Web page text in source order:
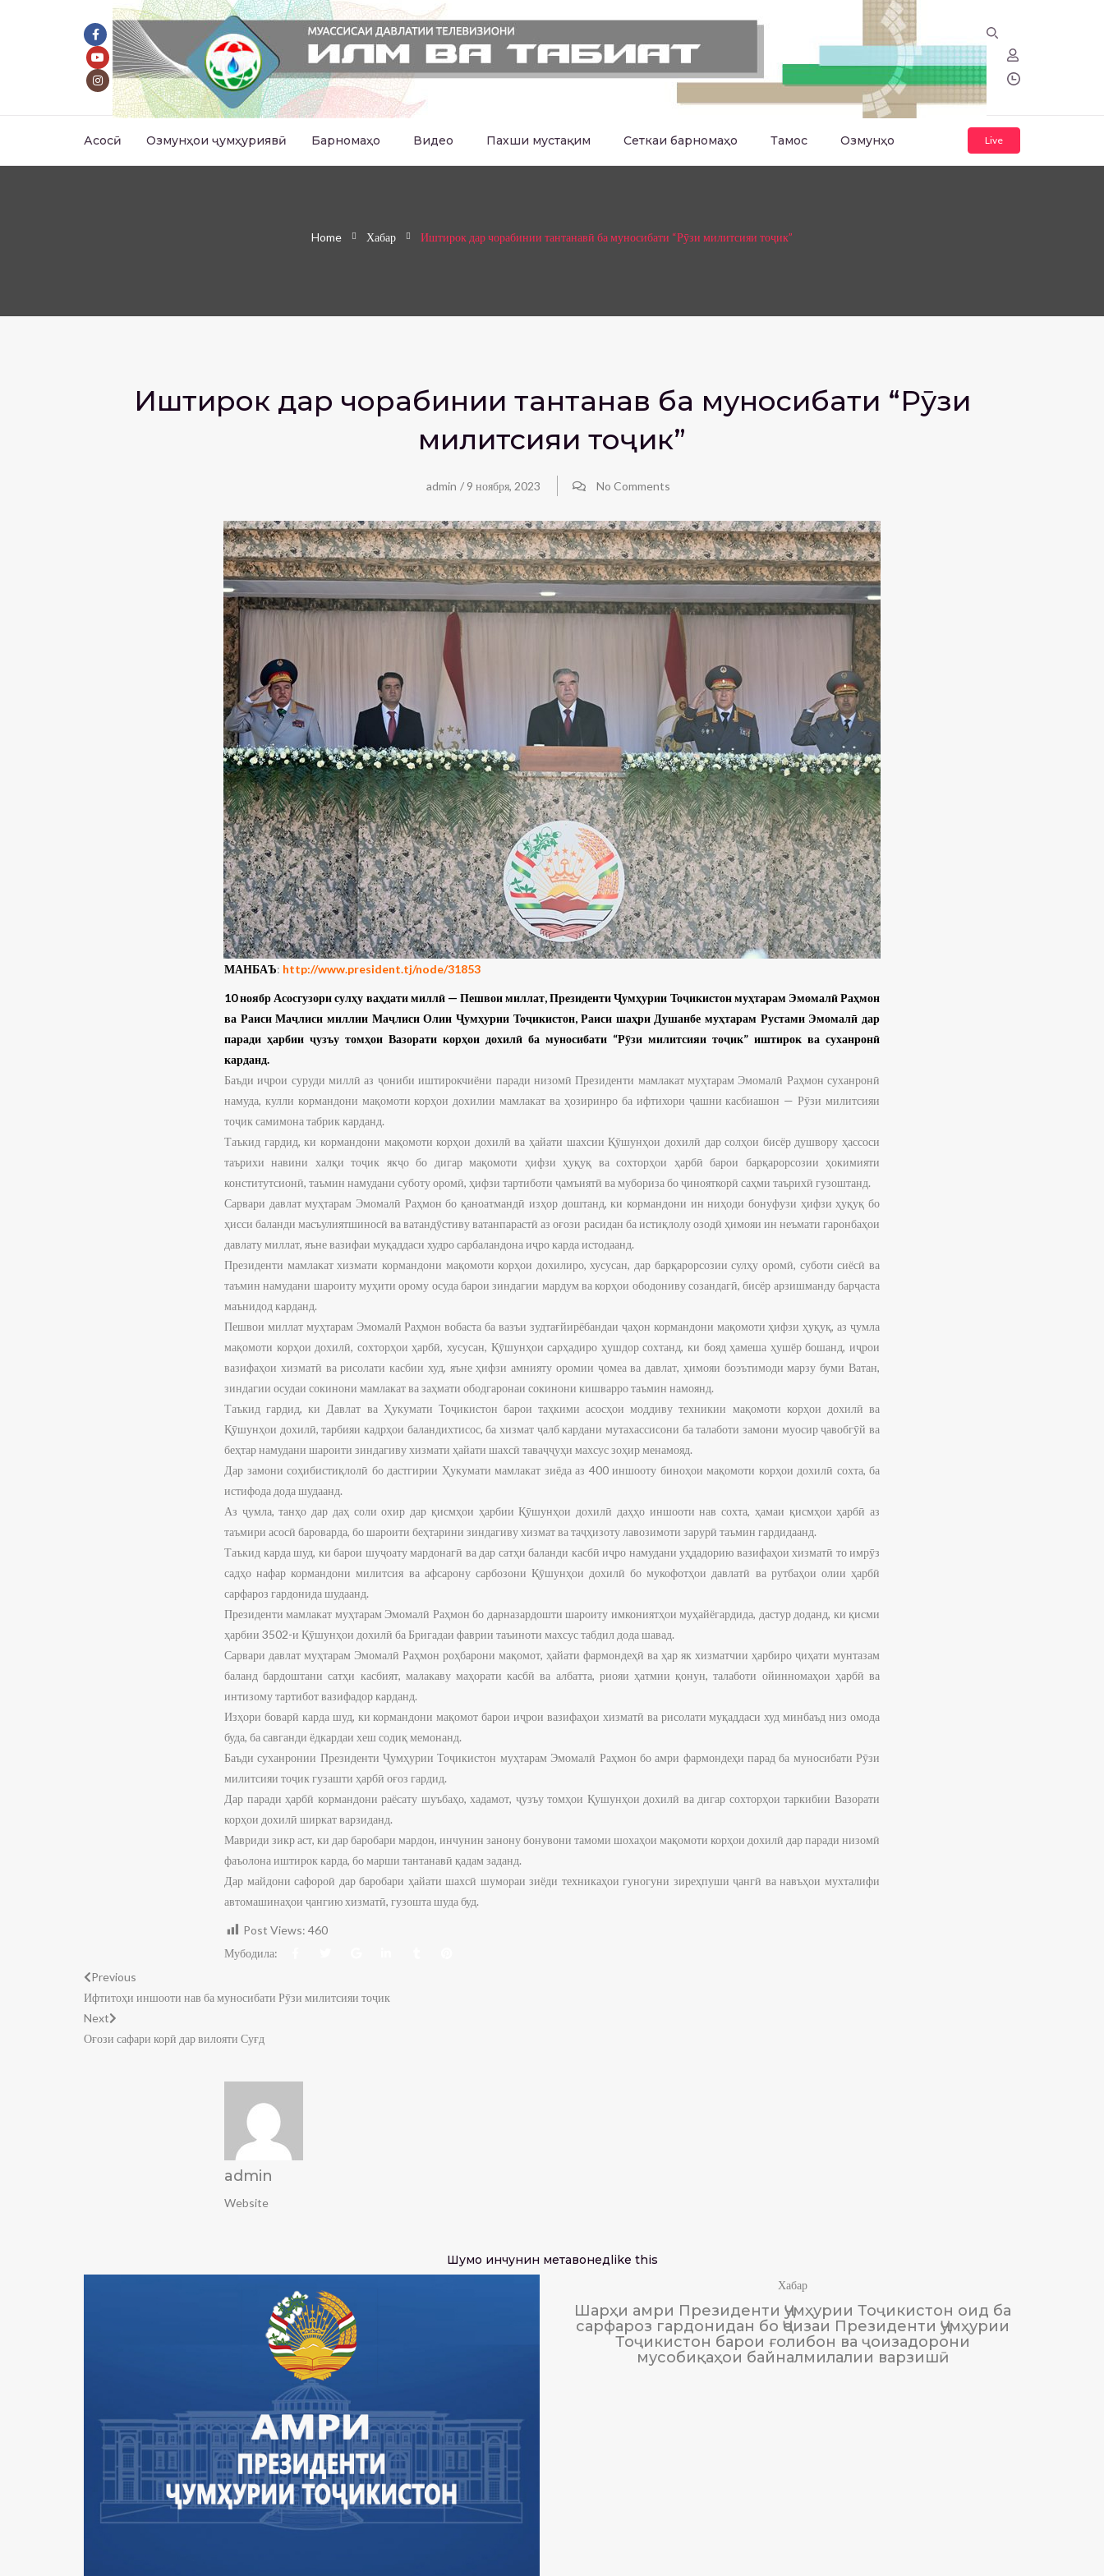
Асосӣ Озмунҳои ҷумҳуриявӣ Барномаҳо Видео Пахши мустақим Сеткаи барномаҳо Тамос Озмунҳо Live
Home Хабар Иштирок дар чорабинии тантанавӣ ба муносибати “Рӯзи милитсияи тоҷик”
Иштирок дар чорабинии тантанавӣ ба муносибати “Рӯзи
милитсияи тоҷик”
admin / 9 ноября, 2023 No Comments
МАНБАЪ: http://www.president.tj/node/31853
10 ноябр Асосгузори сулҳу ваҳдати миллӣ — Пешвои миллат, Президенти Ҷумҳурии Тоҷикистон муҳтарам Эмомалӣ Раҳмон
ва Раиси Маҷлиси миллии Маҷлиси Олии Ҷумҳурии Тоҷикистон, Раиси шаҳри Душанбе муҳтарам Рустами Эмомалӣ дар
паради ҳарбии ҷузъу томҳои Вазорати корҳои дохилӣ ба муносибати “Рӯзи милитсияи тоҷик” иштирок ва суханронӣ
карданд.
Баъди иҷрои суруди миллӣ аз ҷониби иштирокчиёни паради низомӣ Президенти мамлакат муҳтарам Эмомалӣ Раҳмон суханронӣ
намуда, кулли кормандони мақомоти корҳои дохилии мамлакат ва ҳозиринро ба ифтихори ҷашни касбиашон — Рӯзи милитсияи
тоҷик самимона табрик карданд.
Таъкид гардид, ки кормандони мақомоти корҳои дохилӣ ва ҳайати шахсии Қӯшунҳои дохилӣ дар солҳои бисёр душвору ҳассоси
таърихи навини халқи тоҷик якҷо бо дигар мақомоти ҳифзи ҳуқуқ ва сохторҳои ҳарбӣ барои барқарорсозии ҳокимияти
конститутсионӣ, таъмин намудани суботу оромӣ, ҳифзи тартиботи ҷамъиятӣ ва мубориза бо ҷинояткорӣ саҳми таърихӣ гузоштанд.
Сарвари давлат муҳтарам Эмомалӣ Раҳмон бо қаноатмандӣ изҳор доштанд, ки кормандони ин ниҳоди бонуфузи ҳифзи ҳуқуқ бо
ҳисси баланди масъулиятшиносӣ ва ватандӯстиву ватанпарастӣ аз оғози расидан ба истиқлолу озодӣ ҳимояи ин неъмати гаронбаҳои
давлату миллат, яъне вазифаи муқаддаси худро сарбаландона иҷро карда истодаанд.
Президенти мамлакат хизмати кормандони мақомоти корҳои дохилиро, хусусан, дар барқарорсозии сулҳу оромӣ, суботи сиёсӣ ва
таъмин намудани шароиту муҳити орому осуда барои зиндагии мардум ва корҳои ободониву созандагӣ, бисёр арзишманду барҷаста
маънидод карданд.
Пешвои миллат муҳтарам Эмомалӣ Раҳмон вобаста ба вазъи зудтағйирёбандаи ҷаҳон кормандони мақомоти ҳифзи ҳуқуқ, аз ҷумла
мақомоти корҳои дохилӣ, сохторҳои ҳарбӣ, хусусан, Қӯшунҳои сарҳадиро ҳушдор сохтанд, ки бояд ҳамеша ҳушёр бошанд, иҷрои
вазифаҳои хизматӣ ва рисолати касбии худ, яъне ҳифзи амнияту оромии ҷомеа ва давлат, ҳимояи боэътимоди марзу буми Ватан,
зиндагии осудаи сокинони мамлакат ва заҳмати ободгаронаи сокинони кишварро таъмин намоянд.
Таъкид гардид, ки Давлат ва Ҳукумати Тоҷикистон барои таҳкими асосҳои моддиву техникии мақомоти корҳои дохилӣ ва
Қӯшунҳои дохилӣ, тарбияи кадрҳои баландихтисос, ба хизмат ҷалб кардани мутахассисони ба талаботи замони муосир ҷавобгӯй ва
беҳтар намудани шароити зиндагиву хизмати ҳайати шахсӣ таваҷҷуҳи махсус зоҳир менамояд.
Дар замони соҳибистиқлолӣ бо дастгирии Ҳукумати мамлакат зиёда аз 400 иншооту биноҳои мақомоти корҳои дохилӣ сохта, ба
истифода дода шудаанд.
Аз ҷумла, танҳо дар даҳ соли охир дар қисмҳои ҳарбии Қӯшунҳои дохилӣ даҳҳо иншооти нав сохта, ҳамаи қисмҳои ҳарбӣ аз
таъмири асосӣ бароварда, бо шароити беҳтарини зиндагиву хизмат ва таҷҳизоту лавозимоти зарурӣ таъмин гардидаанд.
Таъкид карда шуд, ки барои шуҷоату мардонагӣ ва дар сатҳи баланди касбӣ иҷро намудани уҳдадорию вазифаҳои хизматӣ то имрӯз
садҳо нафар кормандони милитсия ва афсарону сарбозони Қӯшунҳои дохилӣ бо мукофотҳои давлатӣ ва рутбаҳои олии ҳарбӣ
сарфароз гардонида шудаанд.
Президенти мамлакат муҳтарам Эмомалӣ Раҳмон бо дарназардошти шароиту имкониятҳои муҳайёгардида, дастур доданд, ки қисми
ҳарбии 3502-и Қӯшунҳои дохилӣ ба Бригадаи фаврии таъиноти махсус табдил дода шавад.
Сарвари давлат муҳтарам Эмомалӣ Раҳмон роҳбарони мақомот, ҳайати фармондеҳӣ ва ҳар як хизматчии ҳарбиро ҷиҳати мунтазам
баланд бардоштани сатҳи касбият, малакаву маҳорати касбӣ ва албатта, риояи ҳатмии қонун, талаботи ойинномаҳои ҳарбӣ ва
интизому тартибот вазифадор карданд.
Изҳори боварӣ карда шуд, ки кормандони мақомот барои иҷрои вазифаҳои хизматӣ ва рисолати муқаддаси худ минбаъд низ омода
буда, ба савганди ёдкардаи хеш содиқ мемонанд.
Баъди суханронии Президенти Ҷумҳурии Тоҷикистон муҳтарам Эмомалӣ Раҳмон бо амри фармондеҳи парад ба муносибати Рӯзи
милитсияи тоҷик гузашти ҳарбӣ оғоз гардид.
Дар паради ҳарбӣ кормандони раёсату шуъбаҳо, хадамот, ҷузъу томҳои Қушунҳои дохилӣ ва дигар сохторҳои таркибии Вазорати
корҳои дохилӣ ширкат варзиданд.
Мавриди зикр аст, ки дар баробари мардон, инчунин занону бонувони тамоми шохаҳои мақомоти корҳои дохилӣ дар паради низомӣ
фаъолона иштирок карда, бо марши тантанавӣ қадам заданд.
Дар майдони сафороӣ дар баробари ҳайати шахсӣ шумораи зиёди техникаҳои гуногуни зиреҳпуши ҷангӣ ва навъҳои мухталифи
автомашинаҳои ҷангию хизматӣ, гузошта шуда буд.
Post Views: 460
Мубодила:
Previous
Ифтитоҳи иншооти нав ба муносибати Рӯзи милитсияи тоҷик
Next
Оғози сафари корӣ дар вилояти Суғд
admin
Website
Шумо инчунин метавонедlike this
Хабар
Шарҳи амри Президенти Ҷумҳурии Тоҷикистон оид ба
сарфароз гардонидан бо Ҷоизаи Президенти Ҷумҳурии
Тоҷикистон барои ғолибон ва ҷоизадорони
мусобиқаҳои байналмилалии варзишӣ